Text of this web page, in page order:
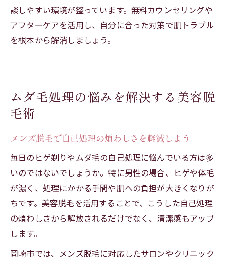
談しやすい環境が整っています。無料カウンセリングや
アフターケアを活用し、自分に合った対策で肌トラブル
を根本から解消しましょう。
ムダ毛処理の悩みを解決する美容脱
毛術
メンズ脱毛で自己処理の煩わしさを軽減しよう
毎日のヒゲ剃りやムダ毛の自己処理に悩んでいる方は多
いのではないでしょうか。特に男性の場合、ヒゲや体毛
が濃く、処理にかかる手間や肌への負担が大きくなりが
ちです。美容脱毛を活用することで、こうした自己処理
の煩わしさから解放されるだけでなく、清潔感もアップ
します。
岡崎市では、メンズ脱毛に対応したサロンやクリニック